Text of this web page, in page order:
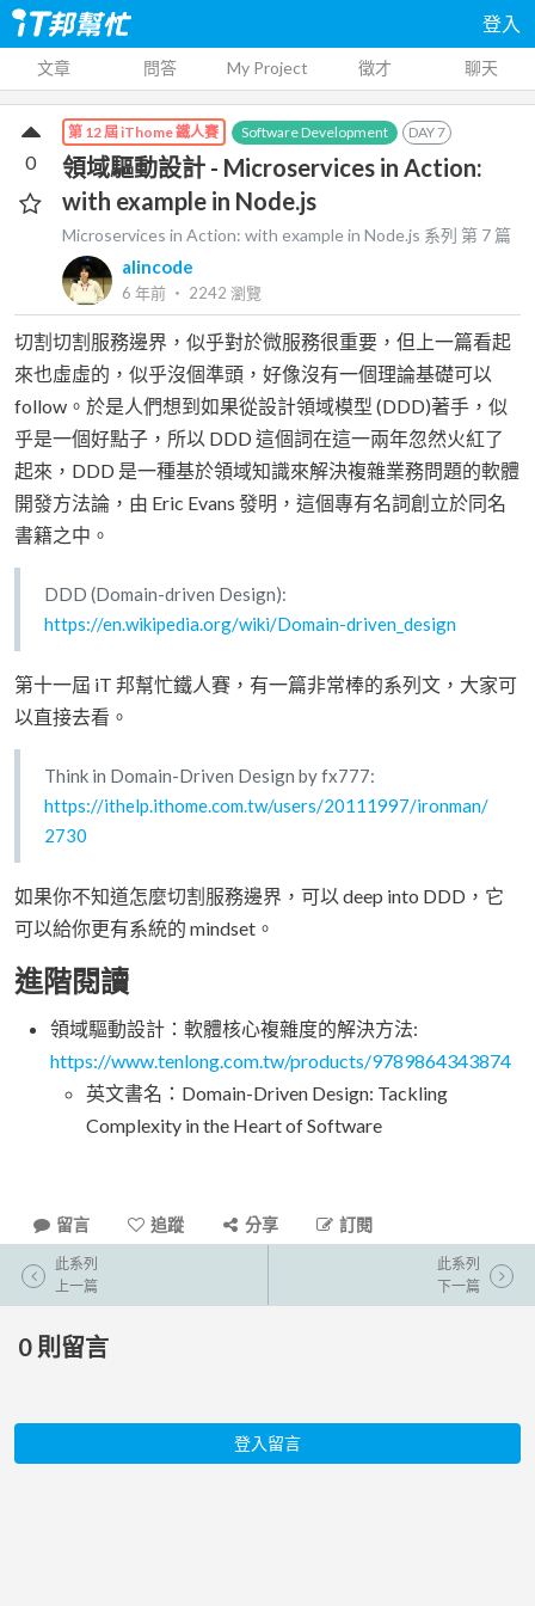
登入
文章 問答 My Project 徵才 聊天
第 12 屆 iThome 鐵人賽 Software Development DAY7
領域驅動設計 - Microservices in Action:
with example in Node.js
Microservices in Action: with example in Node.js 系列 第 7 篇
alincode
6 年前 ‧ 2242 瀏覽
0
切割切割服務邊界，似乎對於微服務很重要，但上一篇看起
來也虛虛的，似乎沒個準頭，好像沒有一個理論基礎可以
follow。於是人們想到如果從設計領域模型 (DDD)著手，似
乎是一個好點子，所以 DDD 這個詞在這一兩年忽然火紅了
起來，DDD 是一種基於領域知識來解決複雜業務問題的軟體
開發方法論，由 Eric Evans 發明，這個專有名詞創立於同名
書籍之中。
DDD (Domain-driven Design):
https://en.wikipedia.org/wiki/Domain-driven_design
第十一屆 iT 邦幫忙鐵人賽，有一篇非常棒的系列文，大家可
以直接去看。
Think in Domain-Driven Design by fx777:
https://ithelp.ithome.com.tw/users/20111997/ironman/
2730
如果你不知道怎麼切割服務邊界，可以 deep into DDD，它
可以給你更有系統的 mindset。
進階閱讀
領域驅動設計：軟體核心複雜度的解決方法:
https://www.tenlong.com.tw/products/9789864343874
英文書名：Domain-Driven Design: Tackling
Complexity in the Heart of Software
留言 追蹤 分享 訂閱
此系列
上一篇
此系列
下一篇
0 則留言
登入留言